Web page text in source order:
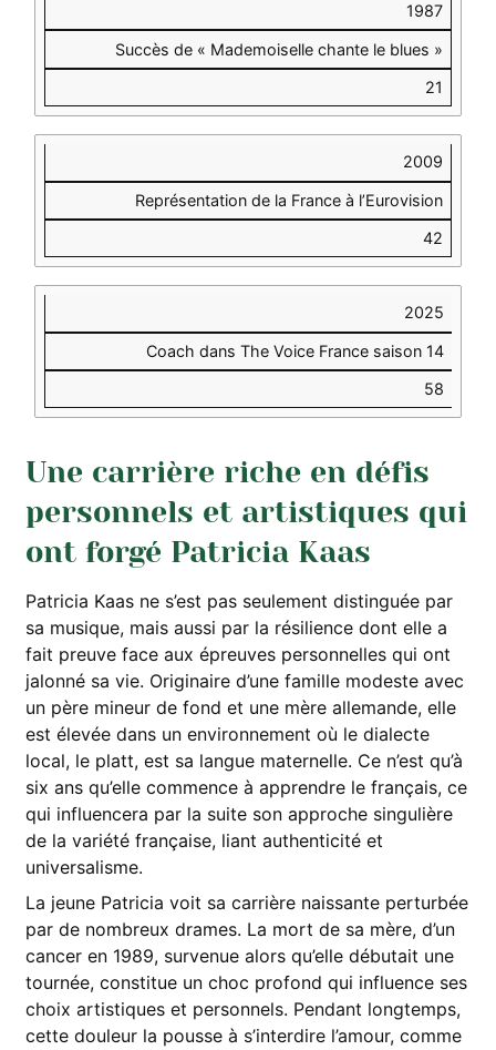
1987
Succès de « Mademoiselle chante le blues »
21
2009
Représentation de la France à l’Eurovision
42
2025
Coach dans The Voice France saison 14
58
Une carrière riche en défis
personnels et artistiques qui
ont forgé Patricia Kaas
Patricia Kaas ne s’est pas seulement distinguée par
sa musique, mais aussi par la résilience dont elle a
fait preuve face aux épreuves personnelles qui ont
jalonné sa vie. Originaire d’une famille modeste avec
un père mineur de fond et une mère allemande, elle
est élevée dans un environnement où le dialecte
local, le platt, est sa langue maternelle. Ce n’est qu’à
six ans qu’elle commence à apprendre le français, ce
qui influencera par la suite son approche singulière
de la variété française, liant authenticité et
universalisme.
La jeune Patricia voit sa carrière naissante perturbée
par de nombreux drames. La mort de sa mère, d’un
cancer en 1989, survenue alors qu’elle débutait une
tournée, constitue un choc profond qui influence ses
choix artistiques et personnels. Pendant longtemps,
cette douleur la pousse à s’interdire l’amour, comme